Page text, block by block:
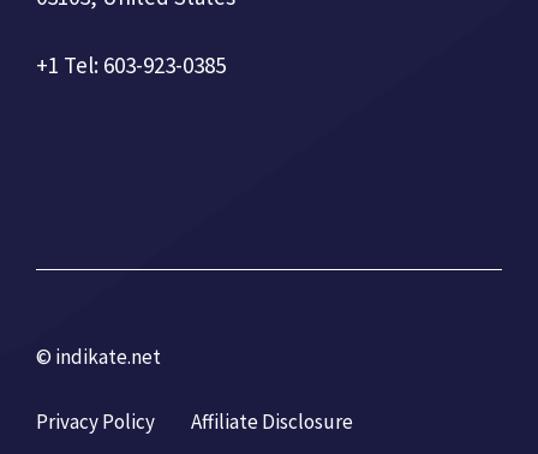
+1 Tel: 603-923-0385
© indikate.net
Privacy Policy Affiliate Disclosure